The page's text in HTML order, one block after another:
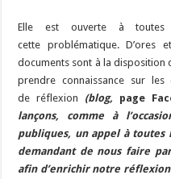
Elle est ouverte à toutes
cette problématique. D’ores
documents sont à la disposition
prendre connaissance sur
de réflexion (blog, page
lançons, comme à
publiques, un appel à toutes
demandant de nous faire
afin d’enrichir notre